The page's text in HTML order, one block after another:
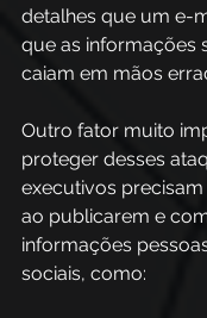
detalhes que um e-
que as informações
caiam em mãos
Outro fator muito
proteger desses
executivos
ao publicarem e
informações
sociais, como: